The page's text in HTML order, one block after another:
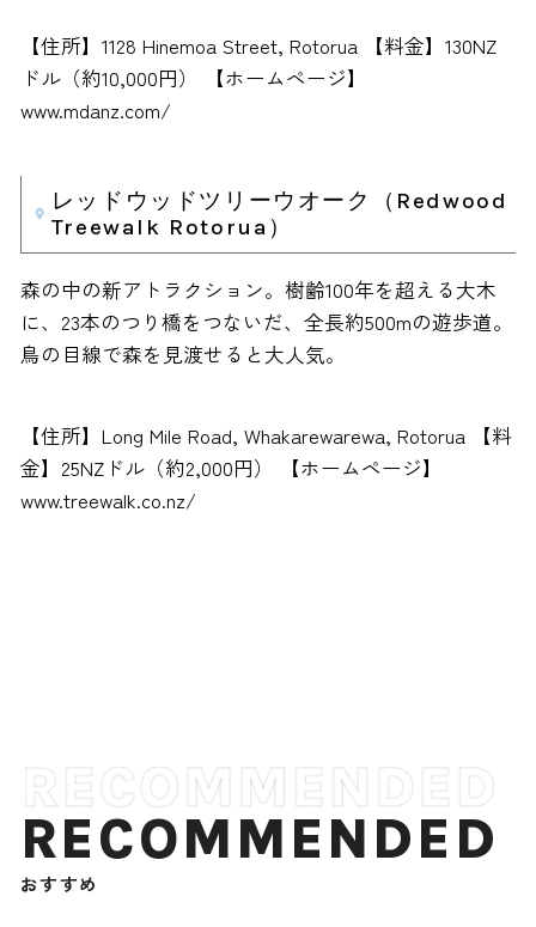
【住所】1128 Hinemoa Street, Rotorua 【料金】130NZ
ドル（約10,000円） 【ホームページ】
www.mdanz.com/
レッドウッドツリーウオーク（Redwood
Treewalk Rotorua）
森の中の新アトラクション。樹齢100年を超える大木
に、23本のつり橋をつないだ、全長約500mの遊歩道。
鳥の目線で森を見渡せると大人気。
【住所】Long Mile Road, Whakarewarewa, Rotorua 【料
金】25NZドル（約2,000円） 【ホームページ】
www.treewalk.co.nz/
RECOMMENDED
おすすめ